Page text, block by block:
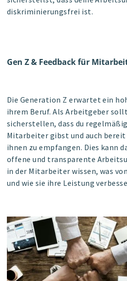
diskriminierungsfrei ist.
Gen Z & Feedback für
Die Generation Z erwartet ein
ihrem Beruf. Als Arbeitgeber
sicherstellen, dass du
Mitarbeiter gibst und auch bereit
ihnen zu empfangen. Dies kann
offene und transparente
in der Mitarbeiter wissen, was
und wie sie ihre Leistung